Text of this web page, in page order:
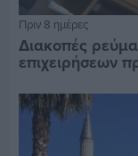
Πριν 8 ημέρες
Διακοπές
επιχειρήσεων